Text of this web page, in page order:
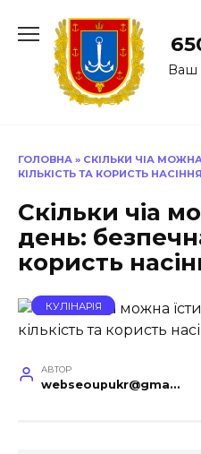
до
Ваш
ГОЛОВНА » СКІЛЬКИ ЧІА
КІЛЬКІСТЬ ТА КОРИСТЬ НАСІННЯ
Скільки чіа
день:
користь
КУЛІНАРІЯ
АВТОР
webseoupukr@gmail.com